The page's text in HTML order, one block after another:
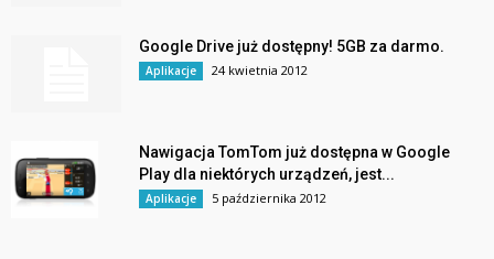
Google Drive już dostępny! 5GB za darmo.
Aplikacje 24 kwietnia 2012
Nawigacja TomTom już dostępna w Google
Play dla niektórych urządzeń, jest...
Aplikacje 5 października 2012